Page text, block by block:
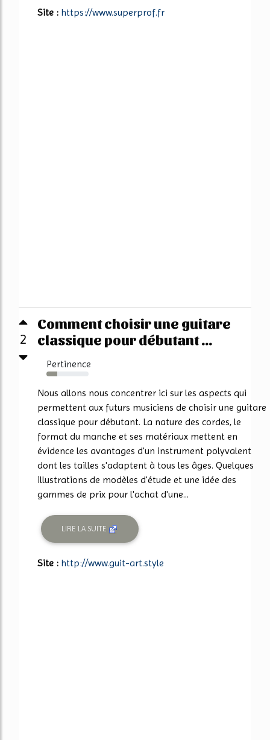
Site : https://www.superprof.fr
2
Comment choisir une guitare
classique pour débutant ...
Pertinence
26%
Nous allons nous concentrer ici sur les aspects qui
permettent aux futurs musiciens de choisir une guitare
classique pour débutant. La nature des cordes, le
format du manche et ses matériaux mettent en
évidence les avantages d'un instrument polyvalent
dont les tailles s'adaptent à tous les âges. Quelques
illustrations de modèles d'étude et une idée des
gammes de prix pour l'achat d'une...
LIRE LA SUITE
Site : http://www.guit-art.style